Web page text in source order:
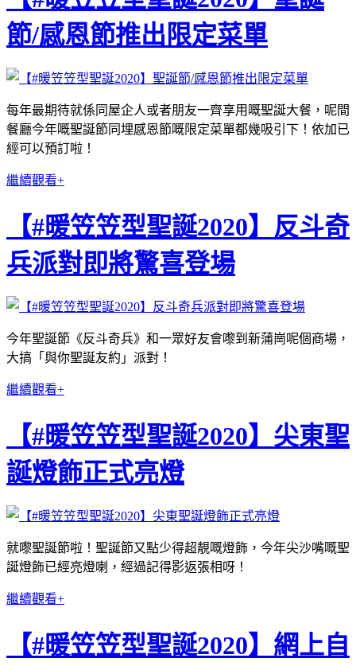
節/感恩節推出限定菜單
每年最期待就係同屋企人或者朋友一齊享用嘅聖誕大餐，呢間
餐廳今年嘅聖誕節同埋感恩節嘅限定菜單都幾吸引下！依加已
經可以預訂啦！
繼續觀看+
【#暖笠笠型聖誕2020】反斗奇
兵派對即將驚喜登場
今年聖誕節《反斗奇兵》和一眾好友會嚟到新蒲崗呢個商場，
大搞「與你聖誕友約」派對！
繼續觀看+
【#暖笠笠型聖誕2020】尖東聖
誕燈飾正式亮燈
就嚟聖誕節啦！聖誕節又點少得超靚嘅燈飾，今年尖沙嘴嘅聖
誕燈飾已經亮燈喇，經過記得影返張相呀！
繼續觀看+
【#暖笠笠型聖誕2020】網上自